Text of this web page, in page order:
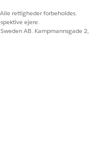
rettigheder forbeholdes.
ejere.
AB. Kampmannsgade 2,